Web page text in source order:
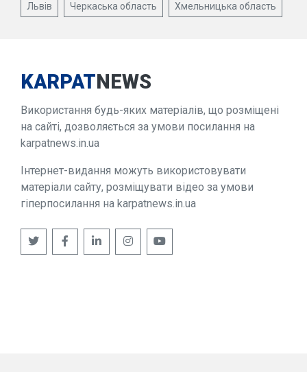
Львів Черкаська область Хмельницька область
KARPATNEWS
Використання будь-яких матеріалів, що розміщені
на сайті, дозволяється за умови посилання на
karpatnews.in.ua
Інтернет-видання можуть використовувати
матеріали сайту, розміщувати відео за умови
гіперпосилання на karpatnews.in.ua